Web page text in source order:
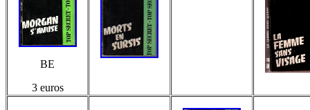
BE
3 euros